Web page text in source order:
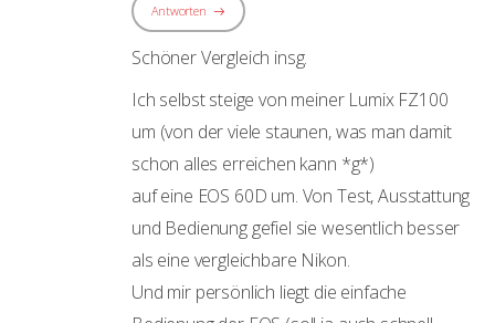
Antworten
Schöner Vergleich insg.
Ich selbst steige von meiner Lumix FZ100
um (von der viele staunen, was man damit
schon alles erreichen kann *g*)
auf eine EOS 60D um. Von Test, Ausstattung
und Bedienung gefiel sie wesentlich besser
als eine vergleichbare Nikon.
Und mir persönlich liegt die einfache